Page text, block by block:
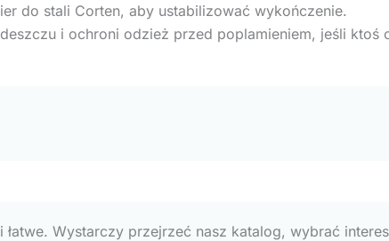
do stali Corten, aby ustabilizować wykończenie.
i ochroni odzież przed poplamieniem, jeśli ktoś
Wystarczy przejrzeć nasz katalog, wybrać